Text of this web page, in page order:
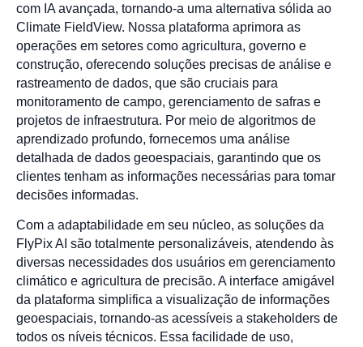
com IA avançada, tornando-a uma alternativa sólida ao
Climate FieldView. Nossa plataforma aprimora as
operações em setores como agricultura, governo e
construção, oferecendo soluções precisas de análise e
rastreamento de dados, que são cruciais para
monitoramento de campo, gerenciamento de safras e
projetos de infraestrutura. Por meio de algoritmos de
aprendizado profundo, fornecemos uma análise
detalhada de dados geoespaciais, garantindo que os
clientes tenham as informações necessárias para tomar
decisões informadas.
Com a adaptabilidade em seu núcleo, as soluções da
FlyPix AI são totalmente personalizáveis, atendendo às
diversas necessidades dos usuários em gerenciamento
climático e agricultura de precisão. A interface amigável
da plataforma simplifica a visualização de informações
geoespaciais, tornando-as acessíveis a stakeholders de
todos os níveis técnicos. Essa facilidade de uso,